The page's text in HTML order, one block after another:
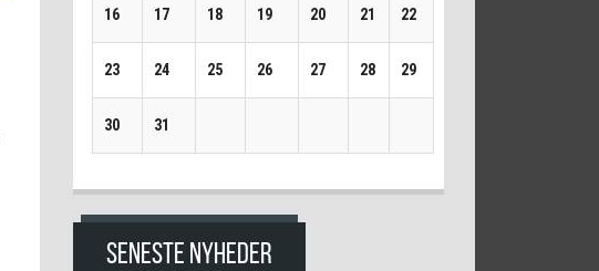
16 17 18 19 20 21 22
23 24 25 26 27 28 29
30 31
SENESTE NYHEDER